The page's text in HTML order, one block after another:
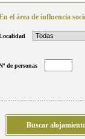
el área de influencia
de personas